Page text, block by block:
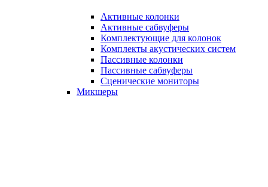
Активные колонки
Активные сабвуферы
Комплектующие для колонок
Комплекты акустических систем
Пассивные колонки
Пассивные сабвуферы
Сценические мониторы
Микшеры